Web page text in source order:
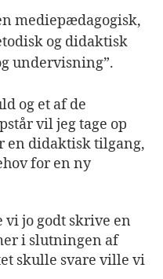
mediepædagogisk,
og didaktisk
undervisning”.
og et af de
vil jeg tage op
en didaktisk tilgang,
for en ny
vi jo godt skrive en
i slutningen af
skulle svare ville vi